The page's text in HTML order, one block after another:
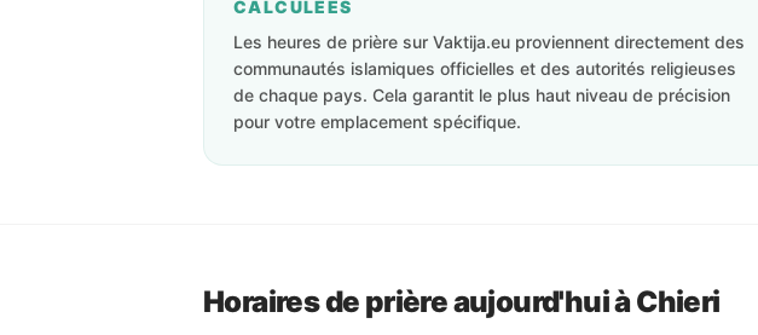
CALCULÉES
Les heures de prière sur Vaktija.eu proviennent directement des
communautés islamiques officielles et des autorités religieuses
de chaque pays. Cela garantit le plus haut niveau de précision
pour votre emplacement spécifique.
Horaires de prière aujourd'hui à Chieri